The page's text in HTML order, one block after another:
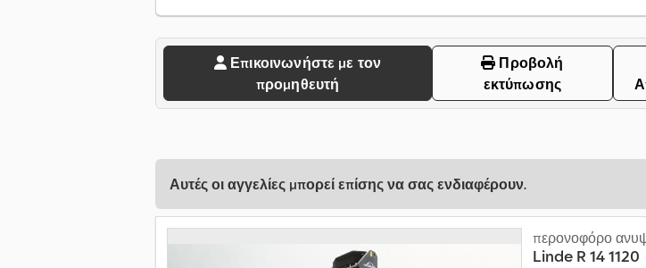
Επικοινωνήστε με τον
προμηθευτή
Προβολή
εκτύπωσης
Αυτές οι αγγελίες μπορεί επίσης να σας ενδιαφέρουν.
περονοφόρο
Linde R 14 1120